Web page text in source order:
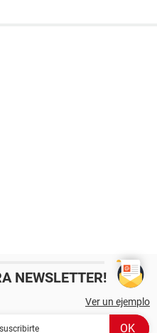
NEWSLETTER!
Ver un ejemplo